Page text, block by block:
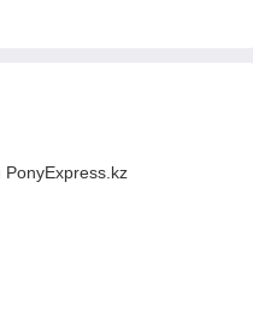
PonyExpress.kz